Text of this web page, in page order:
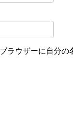
ラウザーに自分